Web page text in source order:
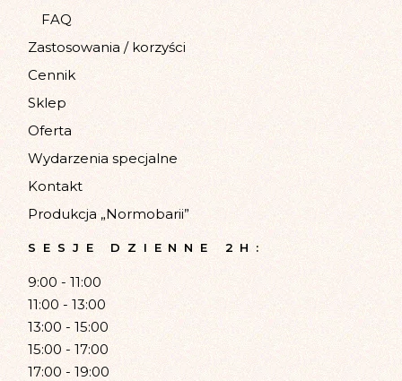
FAQ
Zastosowania / korzyści
Cennik
Sklep
Oferta
Wydarzenia specjalne
Kontakt
Produkcja „Normobarii”
SESJE DZIENNE 2H:
9:00 - 11:00
11:00 - 13:00
13:00 - 15:00
15:00 - 17:00
17:00 - 19:00